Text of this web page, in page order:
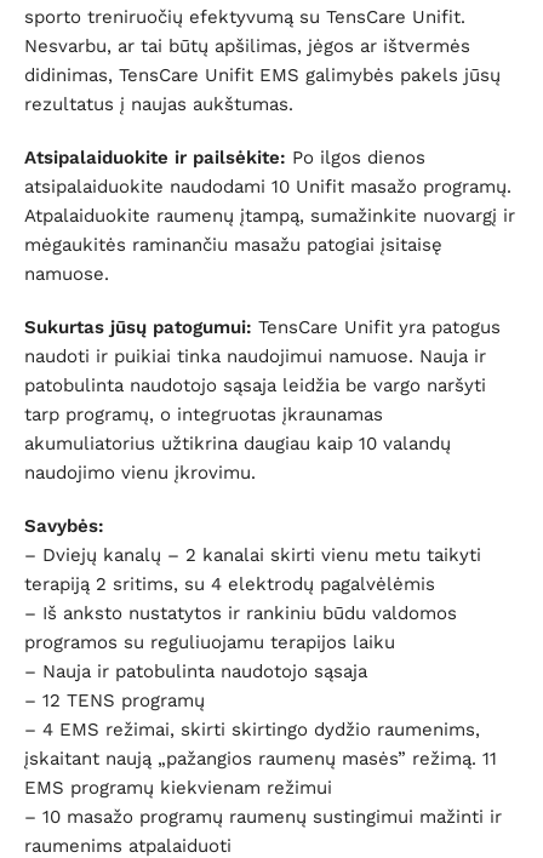
sporto treniruočių efektyvumą su TensCare Unifit.
Nesvarbu, ar tai būtų apšilimas, jėgos ar ištvermės
didinimas, TensCare Unifit EMS galimybės pakels jūsų
rezultatus į naujas aukštumas.
Atsipalaiduokite ir pailsėkite: Po ilgos dienos
atsipalaiduokite naudodami 10 Unifit masažo programų.
Atpalaiduokite raumenų įtampą, sumažinkite nuovargį ir
mėgaukitės raminančiu masažu patogiai įsitaisę
namuose.
Sukurtas jūsų patogumui: TensCare Unifit yra patogus
naudoti ir puikiai tinka naudojimui namuose. Nauja ir
patobulinta naudotojo sąsaja leidžia be vargo naršyti
tarp programų, o integruotas įkraunamas
akumuliatorius užtikrina daugiau kaip 10 valandų
naudojimo vienu įkrovimu.
Savybės:
– Dviejų kanalų – 2 kanalai skirti vienu metu taikyti
terapiją 2 sritims, su 4 elektrodų pagalvėlėmis
– Iš anksto nustatytos ir rankiniu būdu valdomos
programos su reguliuojamu terapijos laiku
– Nauja ir patobulinta naudotojo sąsaja
– 12 TENS programų
– 4 EMS režimai, skirti skirtingo dydžio raumenims,
įskaitant naują „pažangios raumenų masės” režimą. 11
EMS programų kiekvienam režimui
– 10 masažo programų raumenų sustingimui mažinti ir
raumenims atpalaiduoti